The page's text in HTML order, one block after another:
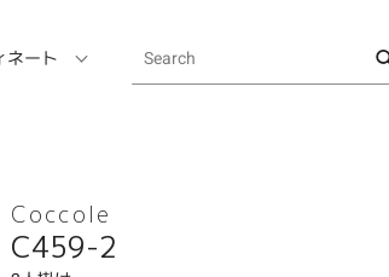
ネート
Coccole
C459-2